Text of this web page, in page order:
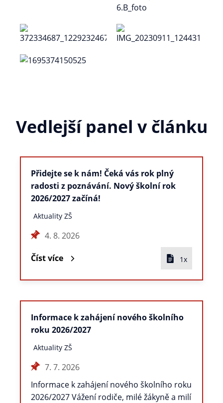
Vedlejší panel v článku
Přidejte se k nám! Čeká vás rok plný
radosti z poznávání. Nový školní rok
2026/2027 začíná!
Aktuality ZŠ
4. 8. 2026
Číst více 1x
Informace k zahájení nového školního
roku 2026/2027
Aktuality ZŠ
7. 7. 2026
Informace k zahájení nového školního roku
2026/2027 Vážení rodiče, milé žákyně a milí